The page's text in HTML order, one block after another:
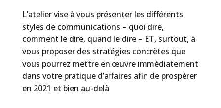
L’atelier vise à vous présenter les différents
styles de communications – quoi dire,
comment le dire, quand le dire – ET, surtout, à
vous proposer des stratégies concrètes que
vous pourrez mettre en œuvre immédiatement
dans votre pratique d’affaires afin de prospérer
en 2021 et bien au-delà.